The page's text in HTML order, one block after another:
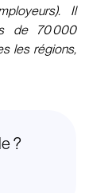
Il
de 70 000
les régions,
?